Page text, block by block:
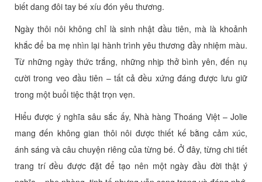
biết dang đôi tay bé xíu đón yêu thương.
Ngày thôi nôi không chỉ là sinh nhật đầu tiên, mà là khoảnh
khắc để ba mẹ nhìn lại hành trình yêu thương đầy nhiệm màu.
Từ những ngày thức trắng, những nhịp thở bình yên, đến nụ
cười trong veo đầu tiên – tất cả đều xứng đáng được lưu giữ
trong một buổi tiệc thật trọn vẹn.
Hiểu được ý nghĩa sâu sắc ấy, Nhà hàng Thoáng Việt – Jolie
mang đến không gian thôi nôi được thiết kế bằng cảm xúc,
ánh sáng và câu chuyện riêng của từng bé. Ở đây, từng chi tiết
trang trí đều được đặt để tạo nên một ngày đầu đời thật ý